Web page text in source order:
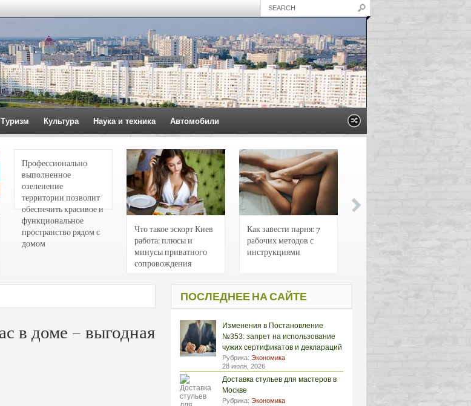
Туризм Культура Наука и техника Автомобили
Профессионально
выполненное
озеленение
территории позволит
обеспечить красивое и
функциональное
пространство рядом с
домом
Что такое эскорт Киев
работа: плюсы и
минусы приватного
сопровождения
Как завести парня: 7
рабочих методов с
инструкциями
в доме – выгодная
ПОСЛЕДНЕЕ НА САЙТЕ
Изменения в Постановление
№353: запрет на использование
чужих сертификатов и деклараций
Рубрика: Экономика
28 июля, 2026
Доставка стульев для мастеров в
Москве
Рубрика: Экономика